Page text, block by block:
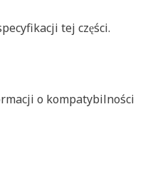
tej części.
o kompatybilności